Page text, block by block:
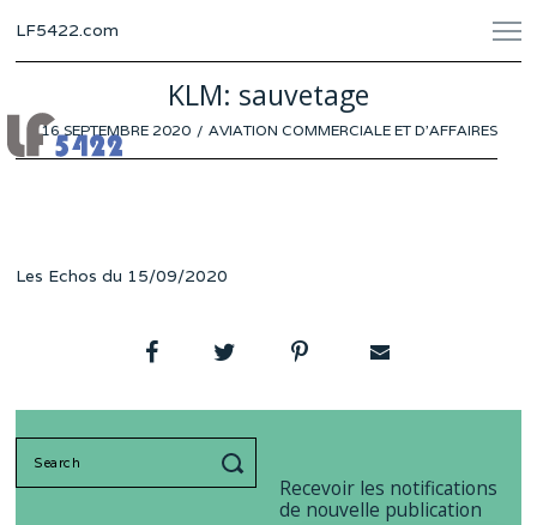
LF5422.com
KLM: sauvetage
POSTED
ON
16 SEPTEMBRE 2020 AVIATION COMMERCIALE ET D'AFFAIRES
Les Echos du 15/09/2020
Recevoir les notifications
de nouvelle publication